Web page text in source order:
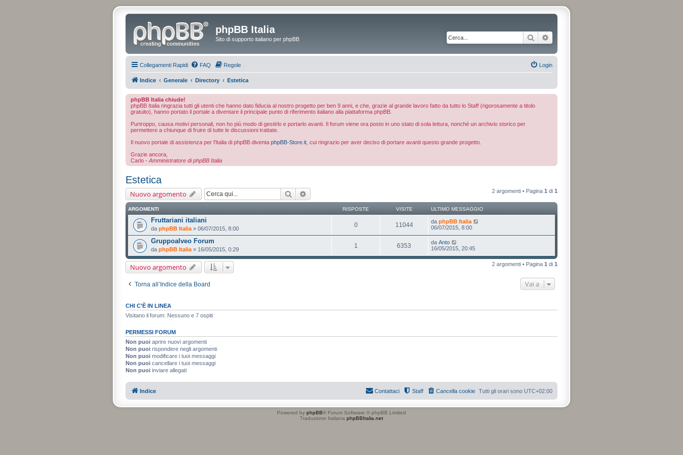
phpBB Italia
Sito di supporto italiano per phpBB Cerca
Collegamenti Rapidi FAQ Regole Login
Indice Generale Directory Estetica
phpBB Italia chiude!
phpBB Italia ringrazia tutti gli utenti che hanno dato fiducia al nostro progetto per ben 9 anni, e che, grazie al grande lavoro fatto da tutto lo Staff (rigorosamente a titolo
gratuito), hanno portato il portale a diventare il principale punto di riferimento italiano alla piattaforma phpBB.
Purtroppo, causa motivi personali, non ho più modo di gestirlo e portarlo avanti. Il forum viene ora posto in uno stato di sola lettura, nonché un archivio storico per
permettere a chiunque di fruire di tutte le discussioni trattate.
Il nuovo portale di assistenza per l'Italia di phpBB diventa phpBB-Store.it , cui ringrazio per aver deciso di portare avanti questo grande progetto.
Grazie ancora,
Carlo - Amministratore di phpBB Italia
Estetica
Nuovo argomento Cerca 2 argomenti • Pagina 1 di 1
ARGOMENTI RISPOSTE VISITE ULTIMO MESSAGGIO
Fruttariani italiani
da phpBB Italia » 06/07/2015, 8:00
0 11044 da phpBB Italia
06/07/2015, 8:00
Gruppoalveo Forum
da phpBB Italia » 16/05/2015, 0:29
1 6353 da Anto
16/05/2015, 20:45
Nuovo argomento 2 argomenti • Pagina 1 di 1
Torna all’Indice della Board Vai a
CHI C’È IN LINEA
Visitano il forum: Nessuno e 7 ospiti
PERMESSI FORUM
Non puoi aprire nuovi argomenti
Non puoi rispondere negli argomenti
Non puoi modificare i tuoi messaggi
Non puoi cancellare i tuoi messaggi
Non puoi inviare allegati
Indice Tutti gli orari sono UTC+02:00
Cancella cookie
Staff
Contattaci
Powered by phpBB® Forum Software © phpBB Limited
Traduzione Italiana phpBBItalia.net